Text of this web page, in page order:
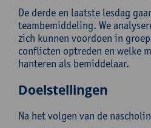
De derde en laatste lesdag
teambemiddeling. We
zich kunnen voordoen in
conflicten optreden en welke
hanteren als bemiddelaar.
Doelstellingen
Na het volgen van de